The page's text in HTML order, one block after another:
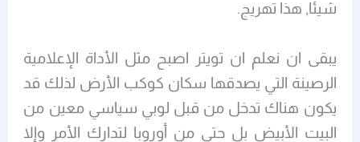
شيئا, هذا تهريج.
يبقى ان نعلم ان تويتر اصبح مثل الأداة الإعلامية
الرصينة التي يصدقها سكان كوكب الأرض لذلك قد
يكون هناك تدخل من قبل لوبي سياسي معين من
البيت الأبيض بل حتى من أوروبا لتدارك الأمر وإلا